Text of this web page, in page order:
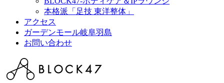
本格派「足技 東洋整体」
アクセス
ガーデンモール岐阜羽島
お問い合わせ